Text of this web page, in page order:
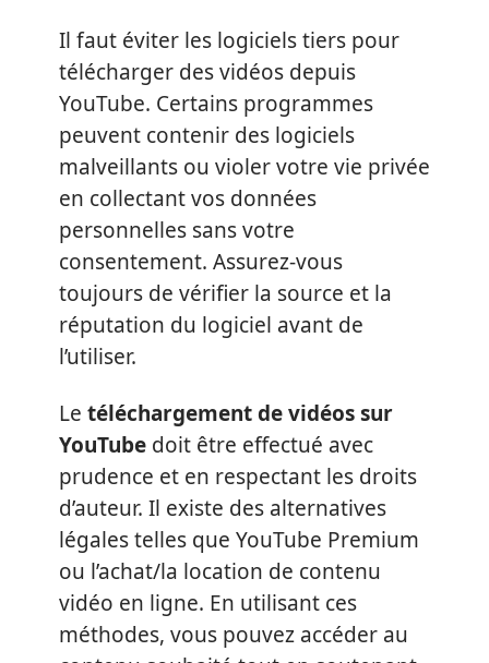
Il faut éviter les logiciels tiers pour
télécharger des vidéos depuis
YouTube. Certains programmes
peuvent contenir des logiciels
malveillants ou violer votre vie privée
en collectant vos données
personnelles sans votre
consentement. Assurez-vous
toujours de vérifier la source et la
réputation du logiciel avant de
l’utiliser.
Le téléchargement de vidéos sur
YouTube doit être effectué avec
prudence et en respectant les droits
d’auteur. Il existe des alternatives
légales telles que YouTube Premium
ou l’achat/la location de contenu
vidéo en ligne. En utilisant ces
méthodes, vous pouvez accéder au